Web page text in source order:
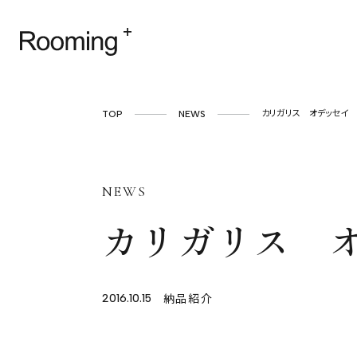
TOP NEWS カリガリス オデッセイ
NEWS
カリガリス
2016.10.15 納品紹介